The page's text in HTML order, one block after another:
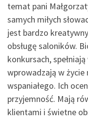
temat pani
samych miłych
jest bardzo
obsługę saloników.
konkursach,
wprowadzają w życie
wspaniałego. Ich
przyjemność. Mają
klientami i świetne